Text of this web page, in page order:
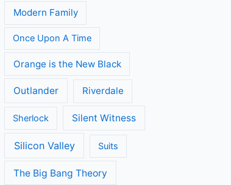
Modern Family
Once Upon A Time
Orange is the New Black
Outlander Riverdale
Sherlock Silent Witness
Silicon Valley Suits
The Big Bang Theory